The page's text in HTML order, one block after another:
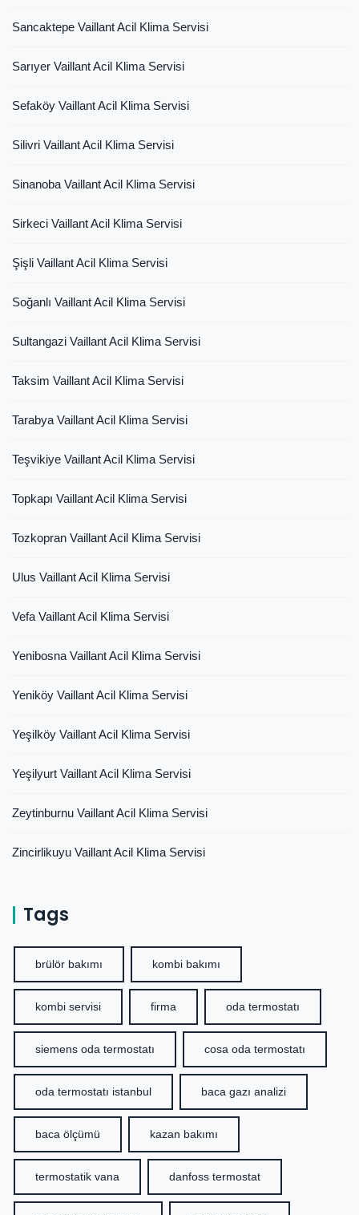
Sancaktepe Vaillant Acil Klima Servisi
Sarıyer Vaillant Acil Klima Servisi
Sefaköy Vaillant Acil Klima Servisi
Silivri Vaillant Acil Klima Servisi
Sinanoba Vaillant Acil Klima Servisi
Sirkeci Vaillant Acil Klima Servisi
Şişli Vaillant Acil Klima Servisi
Soğanlı Vaillant Acil Klima Servisi
Sultangazi Vaillant Acil Klima Servisi
Taksim Vaillant Acil Klima Servisi
Tarabya Vaillant Acil Klima Servisi
Teşvikiye Vaillant Acil Klima Servisi
Topkapı Vaillant Acil Klima Servisi
Tozkopran Vaillant Acil Klima Servisi
Ulus Vaillant Acil Klima Servisi
Vefa Vaillant Acil Klima Servisi
Yenibosna Vaillant Acil Klima Servisi
Yeniköy Vaillant Acil Klima Servisi
Yeşilköy Vaillant Acil Klima Servisi
Yeşilyurt Vaillant Acil Klima Servisi
Zeytinburnu Vaillant Acil Klima Servisi
Zincirlikuyu Vaillant Acil Klima Servisi
Tags
brülör bakımı kombi bakımı
kombi servisi firma oda termostatı
siemens oda termostatı cosa oda termostatı
oda termostatı istanbul baca gazı analizi
baca ölçümü kazan bakımı
termostatik vana danfoss termostat